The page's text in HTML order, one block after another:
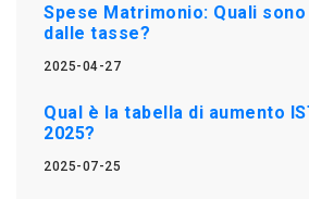
Spese Matrimonio: Quali
dalle tasse?
2025-04-27
Qual è la tabella di aumento
2025?
2025-07-25